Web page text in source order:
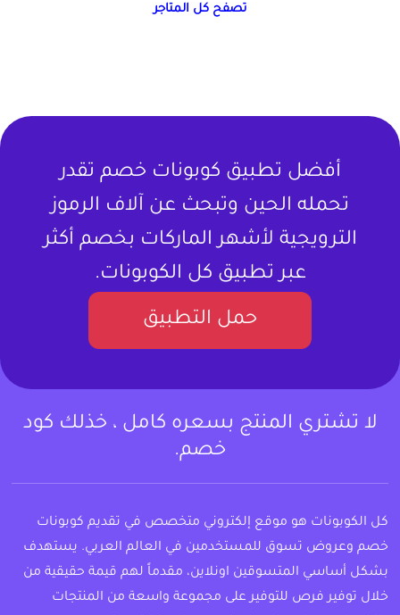
تصفح كل المتاجر
أفضل تطبيق كوبونات خصم تقدر
تحمله الحين وتبحث عن آلاف الرموز
الترويجية لأشهر الماركات بخصم أكثر
عبر تطبيق كل الكوبونات.
حمل التطبيق
لا تشتري المنتج بسعره كامل ، خذلك كود
خصم.
كل الكوبونات هو موقع إلكتروني متخصص في تقديم كوبونات
خصم وعروض تسوق للمستخدمين في العالم العربي. يستهدف
بشكل أساسي المتسوقين اونلاين، مقدماً لهم قيمة حقيقية من
خلال توفير فرص للتوفير على مجموعة واسعة من المنتجات